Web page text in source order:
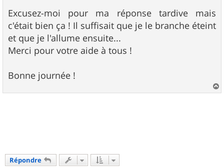
g
e
Excusez-moi pour ma réponse tardive mais
c'était bien ça ! Il suffisait que je le branche éteint
et que je l'allume ensuite...
Merci pour votre aide à tous !
Bonne journée !
a
Répondre